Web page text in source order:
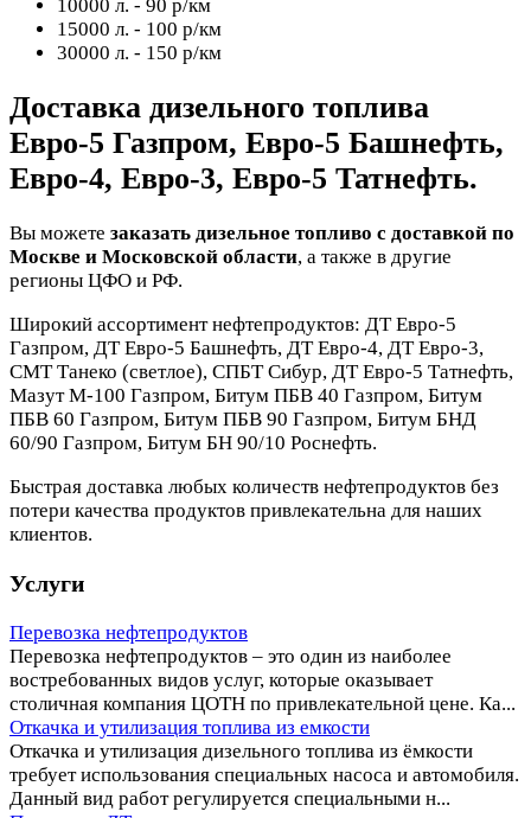
10000 л. - 90 р/км
15000 л. - 100 р/км
30000 л. - 150 р/км
Доставка дизельного топлива
Евро-5 Газпром, Евро-5 Башнефть,
Евро-4, Евро-3, Евро-5 Татнефть.
Вы можете заказать дизельное топливо с доставкой по
Москве и Московской области, а также в другие
регионы ЦФО и РФ.
Широкий ассортимент нефтепродуктов: ДТ Евро-5
Газпром, ДТ Евро-5 Башнефть, ДТ Евро-4, ДТ Евро-3,
СМТ Танеко (светлое), СПБТ Сибур, ДТ Евро-5 Татнефть,
Мазут М-100 Газпром, Битум ПБВ 40 Газпром, Битум
ПБВ 60 Газпром, Битум ПБВ 90 Газпром, Битум БНД
60/90 Газпром, Битум БН 90/10 Роснефть.
Быстрая доставка любых количеств нефтепродуктов без
потери качества продуктов привлекательна для наших
клиентов.
Услуги
Перевозка нефтепродуктов
Перевозка нефтепродуктов – это один из наиболее
востребованных видов услуг, которые оказывает
столичная компания ЦОТН по привлекательной цене. Ка...
Откачка и утилизация топлива из емкости
Откачка и утилизация дизельного топлива из ёмкости
требует использования специальных насоса и автомобиля.
Данный вид работ регулируется специальными н...